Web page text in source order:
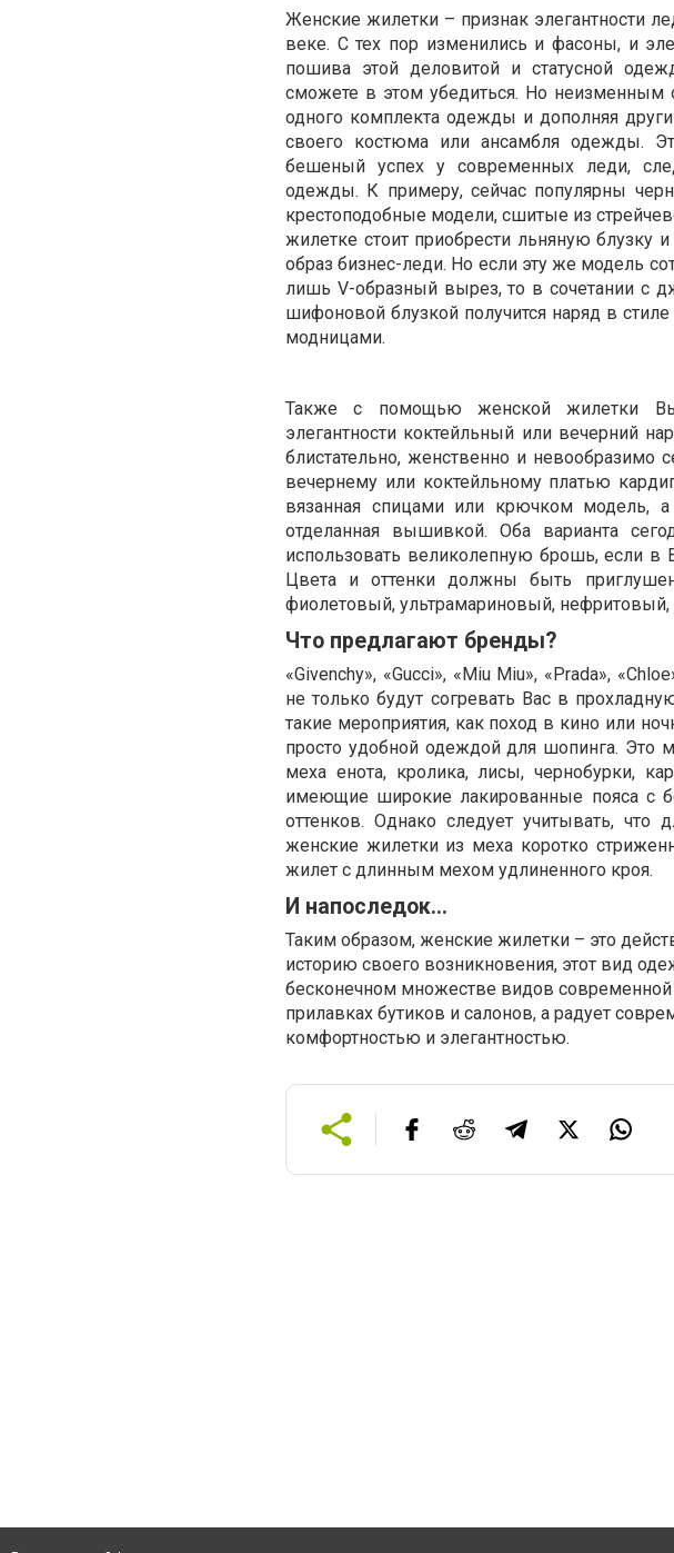
Женские жилетки – признак элегантности
веке. С тех пор изменились и фасоны, и
пошива этой деловитой и статусной
сможете в этом убедиться. Но неизменным
одного комплекта одежды и дополняя
своего костюма или ансамбля одежды.
бешеный успех у современных леди,
одежды. К примеру, сейчас популярны
крестоподобные модели, сшитые из
жилетке стоит приобрести льняную
образ бизнес-леди. Но если эту же модель
лишь V-образный вырез, то в сочетании с
шифоновой блузкой получится наряд в
модницами.
Также с помощью женской жилетки
элегантности коктейльный или вечерний
блистательно, женственно и невообразимо
вечернему или коктейльному платью
вязанная спицами или крючком модель,
отделанная вышивкой. Оба варианта
использовать великолепную брошь, если в
Цвета и оттенки должны быть
фиолетовый, ультрамариновый,
Что предлагают бренды?
«Givenchy», «Gucci», «Miu Miu», «Prada»,
не только будут согревать Вас в
такие мероприятия, как поход в кино или
просто удобной одеждой для шопинга. Это
меха енота, кролика, лисы, чернобурки,
имеющие широкие лакированные пояса с
оттенков. Однако следует учитывать,
женские жилетки из меха коротко
жилет с длинным мехом удлиненного кроя.
И напоследок...
Таким образом, женские жилетки – это
историю своего возникновения, этот вид
бесконечном множестве видов
прилавках бутиков и салонов, а радует
комфортностью и элегантностью.